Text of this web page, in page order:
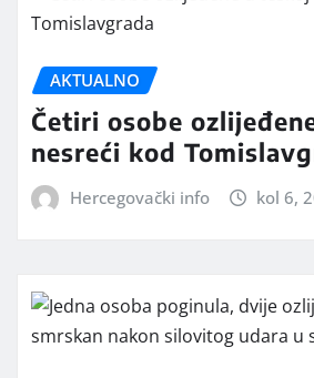
AKTUALNO
Četiri osobe
nesreći kod
Hercegovački info kol 6,